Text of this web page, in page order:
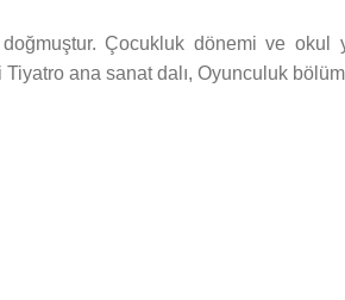
doğmuştur. Çocukluk dönemi ve okul
ana sanat dalı, Oyunculuk